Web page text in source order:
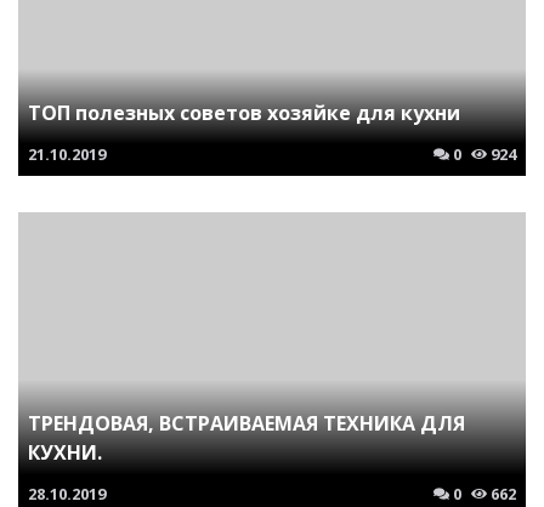
ТОП полезных советов хозяйке для кухни
21.10.2019 0 924
ТРЕНДОВАЯ, ВСТРАИВАЕМАЯ ТЕХНИКА ДЛЯ
КУХНИ.
28.10.2019 0 662